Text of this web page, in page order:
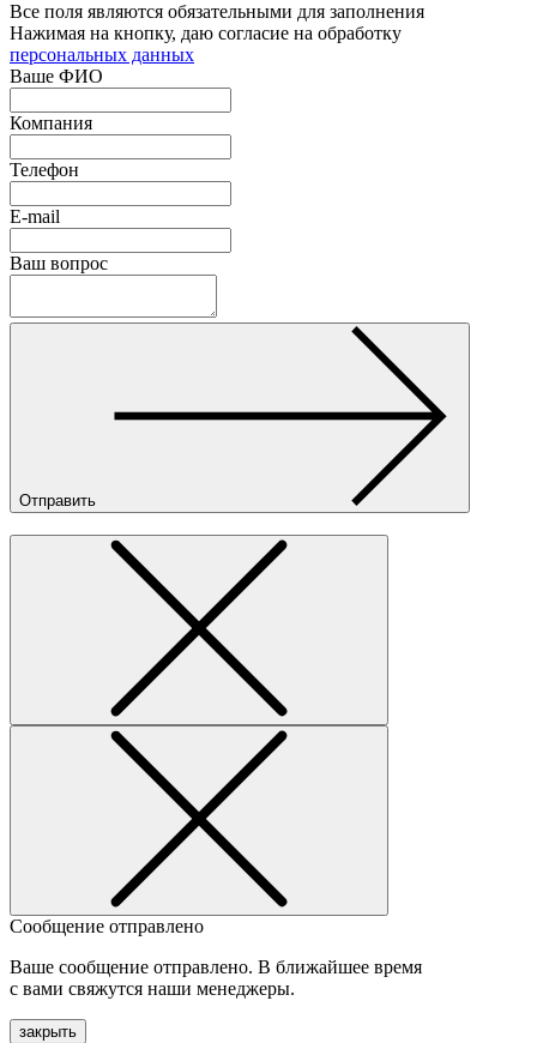
Все поля являются обязательными для заполнения
Нажимая на кнопку, даю согласие на обработку
персональных данных
Ваше ФИО
Компания
Телефон
E-mail
Ваш вопрос
Отправить
Сообщение отправлено
Ваше сообщение отправлено. В ближайшее время
с вами свяжутся наши менеджеры.
закрыть